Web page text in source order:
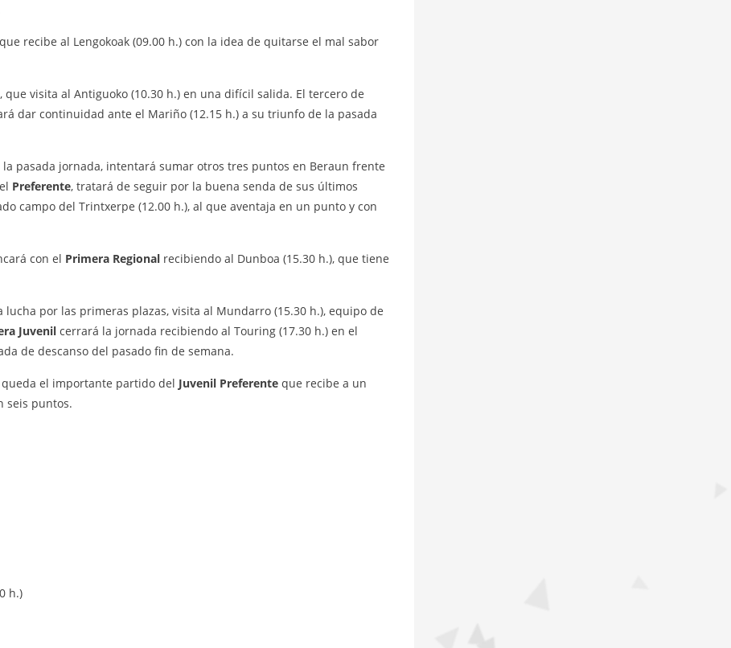
recibe al Lengokoak (09.00 h.) con la idea de quitarse el mal sabor
, que visita al Antiguoko (10.30 h.) en una difícil salida. El tercero de
dar continuidad ante el Mariño (12.15 h.) a su triunfo de la pasada
la pasada jornada, intentará sumar otros tres puntos en Beraun frente
Preferente, tratará de seguir por la buena senda de sus últimos
campo del Trintxerpe (12.00 h.), al que aventaja en un punto y con
con el Primera Regional recibiendo al Dunboa (15.30 h.), que tiene
lucha por las primeras plazas, visita al Mundarro (15.30 h.), equipo de
Juvenil cerrará la jornada recibiendo al Touring (17.30 h.) en el
de descanso del pasado fin de semana.
queda el importante partido del Juvenil Preferente que recibe a un
seis puntos.
h.)